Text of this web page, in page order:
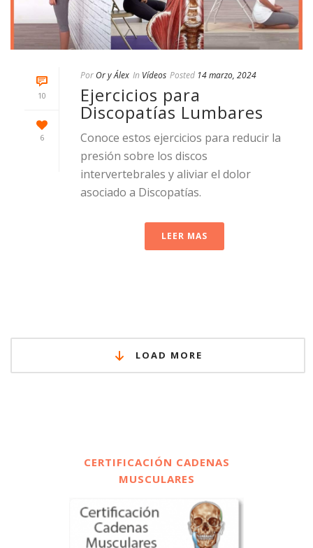
10
6
Por Or y Álex In Vídeos Posted 14 marzo, 2024
Ejercicios para
Discopatías Lumbares
Conoce estos ejercicios para reducir la
presión sobre los discos
intervertebrales y aliviar el dolor
asociado a Discopatías.
LEER MAS
LOAD MORE
CERTIFICACIÓN CADENAS
MUSCULARES